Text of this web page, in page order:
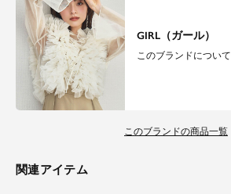
GIRL（ガール）
このブランドについて
このブランドの商品一覧
関連アイテム